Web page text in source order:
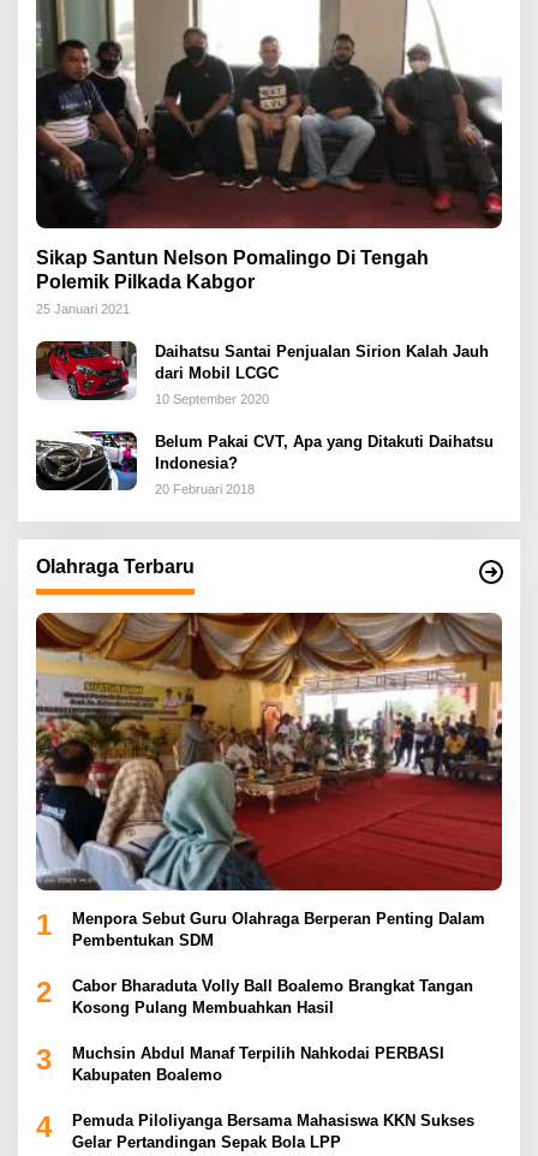
Sikap Santun Nelson Pomalingo Di Tengah
Polemik Pilkada Kabgor
25 Januari 2021
Daihatsu Santai Penjualan Sirion Kalah Jauh
dari Mobil LCGC
10 September 2020
Belum Pakai CVT, Apa yang Ditakuti Daihatsu
Indonesia?
20 Februari 2018
Olahraga Terbaru
1
Menpora Sebut Guru Olahraga Berperan Penting Dalam
Pembentukan SDM
2
Cabor Bharaduta Volly Ball Boalemo Brangkat Tangan
Kosong Pulang Membuahkan Hasil
3
Muchsin Abdul Manaf Terpilih Nahkodai PERBASI
Kabupaten Boalemo
4
Pemuda Piloliyanga Bersama Mahasiswa KKN Sukses
Gelar Pertandingan Sepak Bola LPP